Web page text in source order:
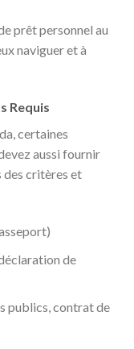
prêt personnel au
naviguer et à
Requis
certaines
aussi fournir
des critères et
de
publics, contrat de